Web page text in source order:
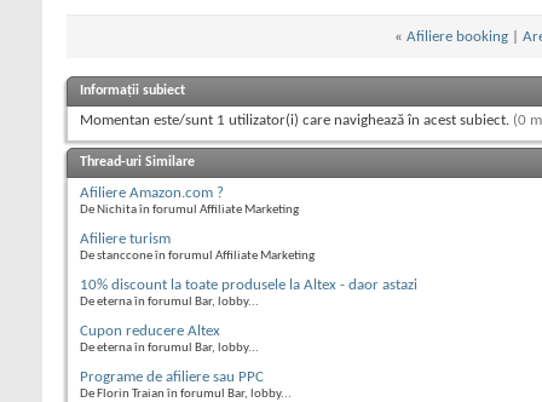
« Afiliere booking|
Informații subiect
Momentan este/sunt 1 utilizator(i) care navighează în acest subiect. (0
Thread-uri Similare
Afiliere Amazon.com ?
De Nichita în forumul Affiliate Marketing
Afiliere turism
De stanccone în forumul Affiliate Marketing
10% discount la toate produsele la Altex - daor astazi
De eterna în forumul Bar, lobby...
Cupon reducere Altex
De eterna în forumul Bar, lobby...
Programe de afiliere sau PPC
De Florin Traian în forumul Bar, lobby...